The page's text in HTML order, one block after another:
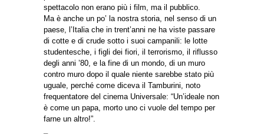
spettacolo non erano più i film, ma il pubblico.
Ma è anche un po’ la nostra storia, nel senso di un
paese, l’Italia che in trent’anni ne ha viste passare
di cotte e di crude sotto i suoi campanili: le lotte
studentesche, i figli dei fiori, il terrorismo, il riflusso
degli anni ’80, e la fine di un mondo, di un muro
contro muro dopo il quale niente sarebbe stato più
uguale, perché come diceva il Tamburini, noto
frequentatore del cinema Universale: “Un’ideale non
è come un papa, morto uno ci vuole del tempo per
farne un altro!”.